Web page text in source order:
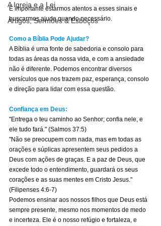
A Igreja e a Lei
Artigos, Sermões & Esboços
É importante estarmos atentos a esses sinais e
buscarmos ajuda quando necessário.
Como a Bíblia Pode Ajudar?
A Bíblia é uma fonte de sabedoria e consolo para
todas as áreas da nossa vida, e com a ansiedade
não é diferente. Podemos encontrar diversos
versículos que nos trazem paz, esperança, consolo
e direção para lidar com essa questão.
Confiança em Deus:
"Entrega o teu caminho ao Senhor; confia nele, e
ele tudo fará." (Salmos 37:5)
"Não se preocupem com nada, mas em todas as
orações e súplicas apresentem seus pedidos a
Deus com ações de graças. E a paz de Deus, que
excede todo o entendimento, guardará os seus
corações e as suas mentes em Cristo Jesus."
(Filipenses 4:6-7)
Podemos ensinar aos nossos filhos que Deus está
sempre presente, mesmo nos momentos de medo
e incerteza. Ele é o nosso refúgio e fortaleza, e